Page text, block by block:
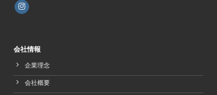
会社情報
企業理念
会社概要